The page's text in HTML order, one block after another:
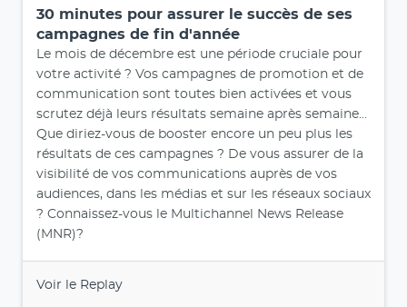
30 minutes pour assurer le succès de ses
campagnes de fin d'année
Le mois de décembre est une période cruciale pour
votre activité ? Vos campagnes de promotion et de
communication sont toutes bien activées et vous
scrutez déjà leurs résultats semaine après semaine...
Que diriez-vous de booster encore un peu plus les
résultats de ces campagnes ? De vous assurer de la
visibilité de vos communications auprès de vos
audiences, dans les médias et sur les réseaux sociaux
? Connaissez-vous le Multichannel News Release
(MNR)?
Voir le Replay